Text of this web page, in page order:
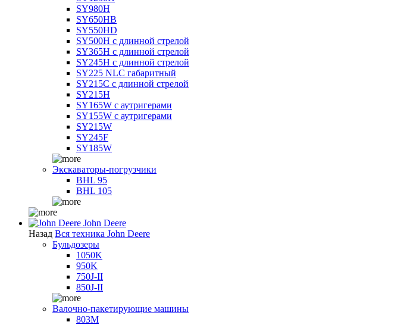
SY980H
SY650HB
SY550HD
SY500H с длинной стрелой
SY365H с длинной стрелой
SY245H с длинной стрелой
SY225 NLC габаритный
SY215C с длинной стрелой
SY215H
SY165W с аутригерами
SY155W с аутригерами
SY215W
SY245F
SY185W
Экскаваторы-погрузчики
BHL 95
BHL 105
John Deere
Назад Вся техника John Deere
Бульдозеры
1050K
950K
750J-II
850J-II
Валочно-пакетирующие машины
803M